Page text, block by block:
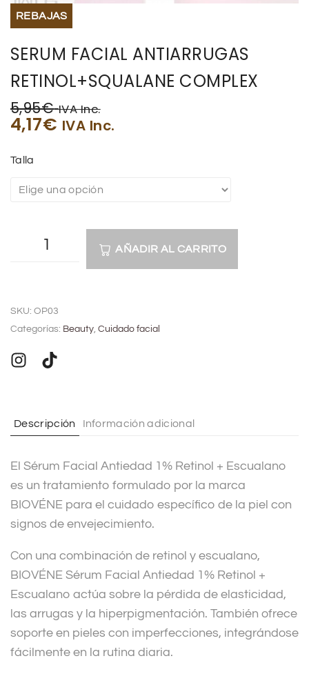
REBAJAS
SERUM FACIAL ANTIARRUGAS
RETINOL+SQUALANE COMPLEX
5,95€ IVA Inc.
4,17€ IVA Inc.
Talla
AÑADIR AL CARRITO
t
r
i
e
:
SKU: OP03
Categorías: Beauty, Cuidado facial
Descripción Información adicional
El Sérum Facial Antiedad 1% Retinol + Escualano
es un tratamiento formulado por la marca
BIOVÉNE para el cuidado específico de la piel con
signos de envejecimiento.
Con una combinación de retinol y escualano,
BIOVÉNE Sérum Facial Antiedad 1% Retinol +
Escualano actúa sobre la pérdida de elasticidad,
las arrugas y la hiperpigmentación. También ofrece
soporte en pieles con imperfecciones, integrándose
fácilmente en la rutina diaria.